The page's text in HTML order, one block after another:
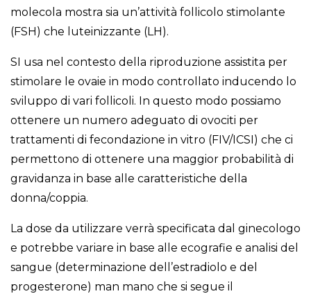
molecola mostra sia un’attività follicolo stimolante
(FSH) che luteinizzante (LH).
SI usa nel contesto della riproduzione assistita per
stimolare le ovaie in modo controllato inducendo lo
sviluppo di vari follicoli. In questo modo possiamo
ottenere un numero adeguato di ovociti per
trattamenti di fecondazione in vitro (FIV/ICSI) che ci
permettono di ottenere una maggior probabilità di
gravidanza in base alle caratteristiche della
donna/coppia.
La dose da utilizzare verrà specificata dal ginecologo
e potrebbe variare in base alle ecografie e analisi del
sangue (determinazione dell’estradiolo e del
progesterone) man mano che si segue il